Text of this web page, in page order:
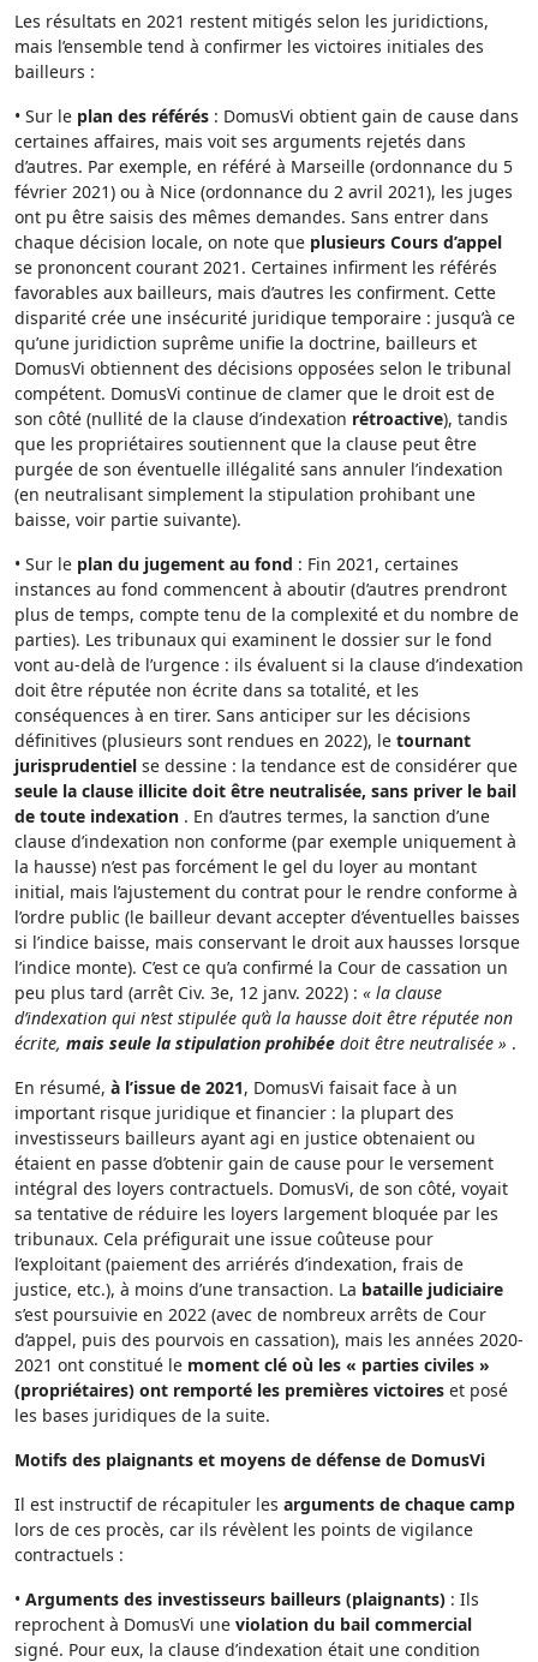
Les résultats en 2021 restent mitigés selon les juridictions,
mais l’ensemble tend à confirmer les victoires initiales des
bailleurs :
• Sur le plan des référés : DomusVi obtient gain de cause dans
certaines affaires, mais voit ses arguments rejetés dans
d’autres. Par exemple, en référé à Marseille (ordonnance du 5
février 2021) ou à Nice (ordonnance du 2 avril 2021), les juges
ont pu être saisis des mêmes demandes. Sans entrer dans
chaque décision locale, on note que plusieurs Cours d’appel
se prononcent courant 2021. Certaines infirment les référés
favorables aux bailleurs, mais d’autres les confirment. Cette
disparité crée une insécurité juridique temporaire : jusqu’à ce
qu’une juridiction suprême unifie la doctrine, bailleurs et
DomusVi obtiennent des décisions opposées selon le tribunal
compétent. DomusVi continue de clamer que le droit est de
son côté (nullité de la clause d’indexation rétroactive), tandis
que les propriétaires soutiennent que la clause peut être
purgée de son éventuelle illégalité sans annuler l’indexation
(en neutralisant simplement la stipulation prohibant une
baisse, voir partie suivante).
• Sur le plan du jugement au fond : Fin 2021, certaines
instances au fond commencent à aboutir (d’autres prendront
plus de temps, compte tenu de la complexité et du nombre de
parties). Les tribunaux qui examinent le dossier sur le fond
vont au-delà de l’urgence : ils évaluent si la clause d’indexation
doit être réputée non écrite dans sa totalité, et les
conséquences à en tirer. Sans anticiper sur les décisions
définitives (plusieurs sont rendues en 2022), le tournant
jurisprudentiel se dessine : la tendance est de considérer que
seule la clause illicite doit être neutralisée, sans priver le bail
de toute indexation . En d’autres termes, la sanction d’une
clause d’indexation non conforme (par exemple uniquement à
la hausse) n’est pas forcément le gel du loyer au montant
initial, mais l’ajustement du contrat pour le rendre conforme à
l’ordre public (le bailleur devant accepter d’éventuelles baisses
si l’indice baisse, mais conservant le droit aux hausses lorsque
l’indice monte). C’est ce qu’a confirmé la Cour de cassation un
peu plus tard (arrêt Civ. 3e, 12 janv. 2022) : « la clause
d’indexation qui n’est stipulée qu’à la hausse doit être réputée non
écrite, mais seule la stipulation prohibée doit être neutralisée » .
En résumé, à l’issue de 2021, DomusVi faisait face à un
important risque juridique et financier : la plupart des
investisseurs bailleurs ayant agi en justice obtenaient ou
étaient en passe d’obtenir gain de cause pour le versement
intégral des loyers contractuels. DomusVi, de son côté, voyait
sa tentative de réduire les loyers largement bloquée par les
tribunaux. Cela préfigurait une issue coûteuse pour
l’exploitant (paiement des arriérés d’indexation, frais de
justice, etc.), à moins d’une transaction. La bataille judiciaire
s’est poursuivie en 2022 (avec de nombreux arrêts de Cour
d’appel, puis des pourvois en cassation), mais les années 2020-
2021 ont constitué le moment clé où les « parties civiles »
(propriétaires) ont remporté les premières victoires et posé
les bases juridiques de la suite.
Motifs des plaignants et moyens de défense de DomusVi
Il est instructif de récapituler les arguments de chaque camp
lors de ces procès, car ils révèlent les points de vigilance
contractuels :
• Arguments des investisseurs bailleurs (plaignants) : Ils
reprochent à DomusVi une violation du bail commercial
signé. Pour eux, la clause d’indexation était une condition